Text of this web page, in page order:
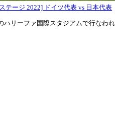
テージ 2022] ドイツ代表 vs 日本代表
ハリーファ国際スタジアムで行なわ